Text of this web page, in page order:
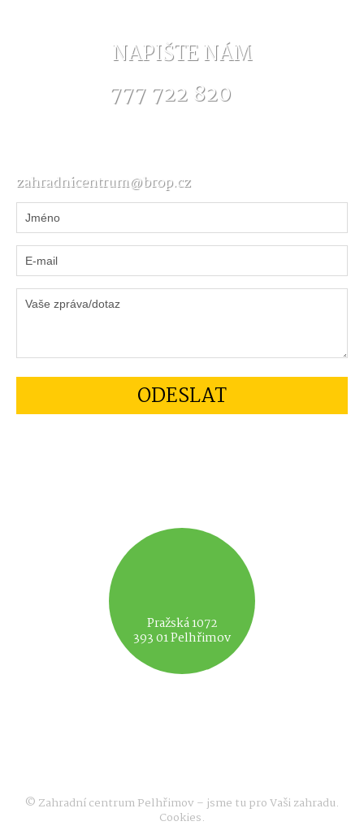
NAPIŠTE NÁM
777 722 820
zahradnicentrum@brop.cz
Pražská 1072
393 01 Pelhřimov
© Zahradní centrum Pelhřimov – jsme tu pro Vaši zahradu.
Cookies.